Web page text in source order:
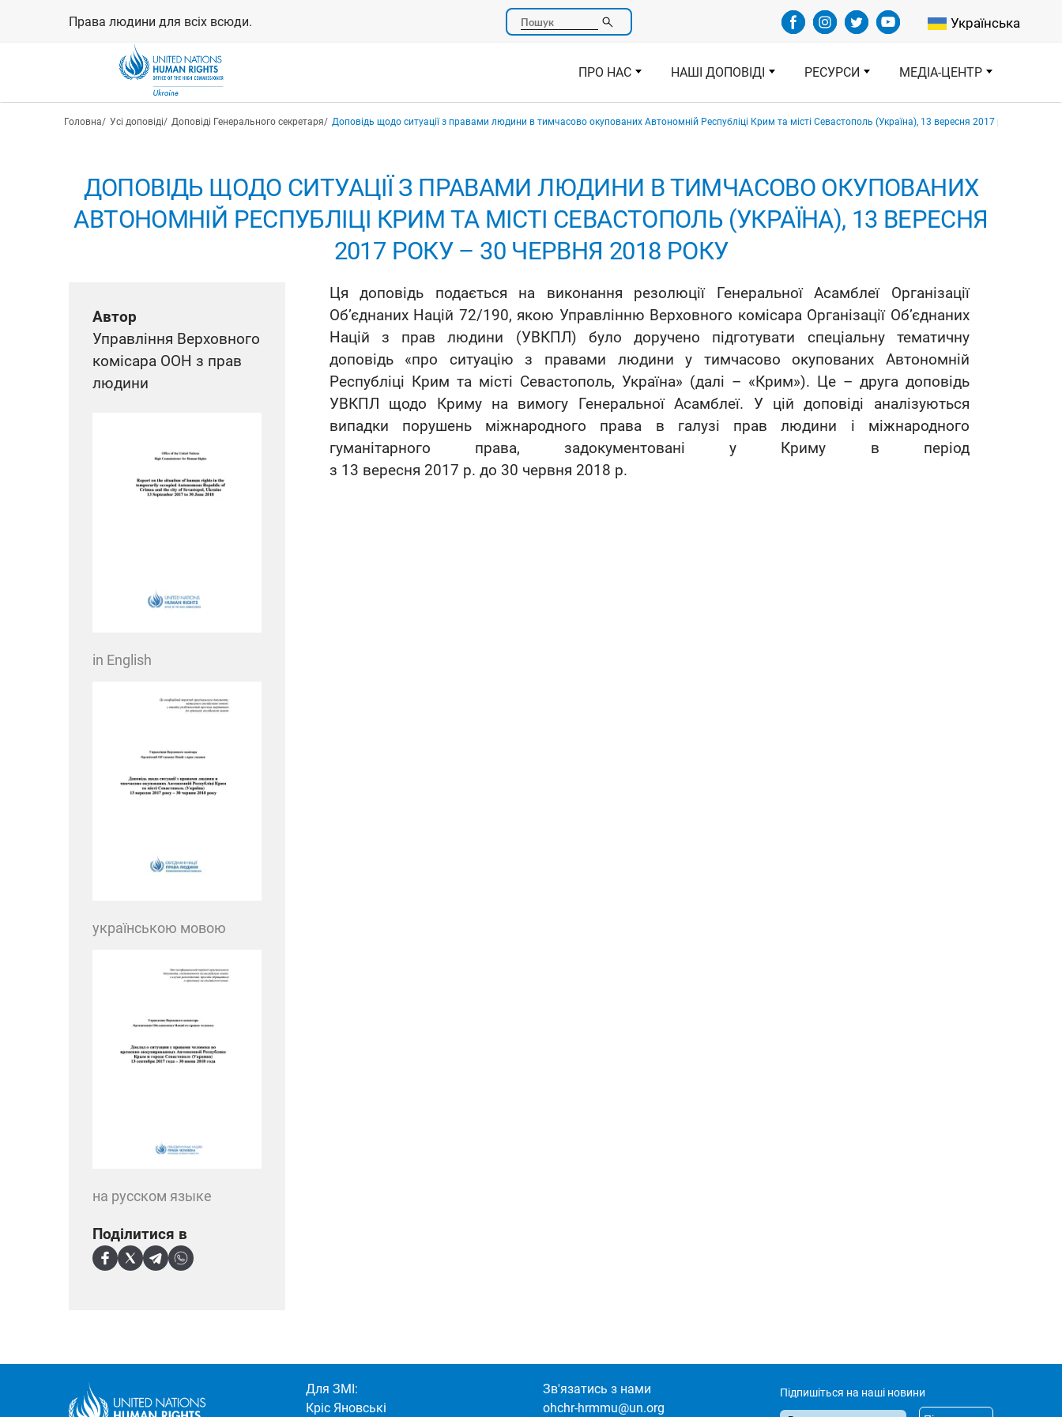
Права людини для всіх всюди. Пошук Select your
Українська
ПРО НАС НАШІ ДОПОВІДІ РЕСУРСИ МЕДІА-ЦЕНТР
Рядок навіґації
Головна Усі доповіді Доповіді Генерального секретаря Доповідь щодо ситуації з правами людини в тимчасово окупованих Автономній Республіці Крим та місті Севастополь (Україна), 13 вересня 2017 року – 30
ДОПОВІДЬ ЩОДО СИТУАЦІЇ З ПРАВАМИ ЛЮДИНИ В ТИМЧАСОВО ОКУПОВАНИХ
АВТОНОМНІЙ РЕСПУБЛІЦІ КРИМ ТА МІСТІ СЕВАСТОПОЛЬ (УКРАЇНА), 13 ВЕРЕСНЯ
2017 РОКУ – 30 ЧЕРВНЯ 2018 РОКУ
Ця доповідь подається на виконання резолюції Генеральної Асамблеї Організації
Об’єднаних Націй 72/190, якою Управлінню Верховного комісара Організації Об’єднаних
Націй з прав людини (УВКПЛ) було доручено підготувати спеціальну тематичну
доповідь «про ситуацію з правами людини у тимчасово окупованих Автономній
Республіці Крим та місті Севастополь, Україна» (далі – «Крим»). Це – друга доповідь
УВКПЛ щодо Криму на вимогу Генеральної Асамблеї. У цій доповіді аналізуються
випадки порушень міжнародного права в галузі прав людини і міжнародного
гуманітарного права, задокументовані у Криму в період
з 13 вересня 2017 р. до 30 червня 2018 р.
Автор
Управління Верховного
комісара ООН з прав
людини
in English
українською мовою
на русском языке
Поділитися в
Для ЗМІ:
Кріс Яновські
Зв'язатись з нами
ohchr-hrmmu@un.org
Підпишіться на наші новини